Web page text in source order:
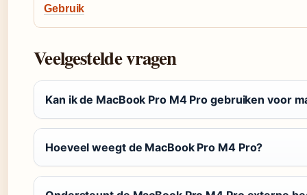
Gebruik
Veelgestelde vragen
Kan ik de MacBook Pro M4 Pro gebruiken voor
Hoeveel weegt de MacBook Pro M4 Pro?